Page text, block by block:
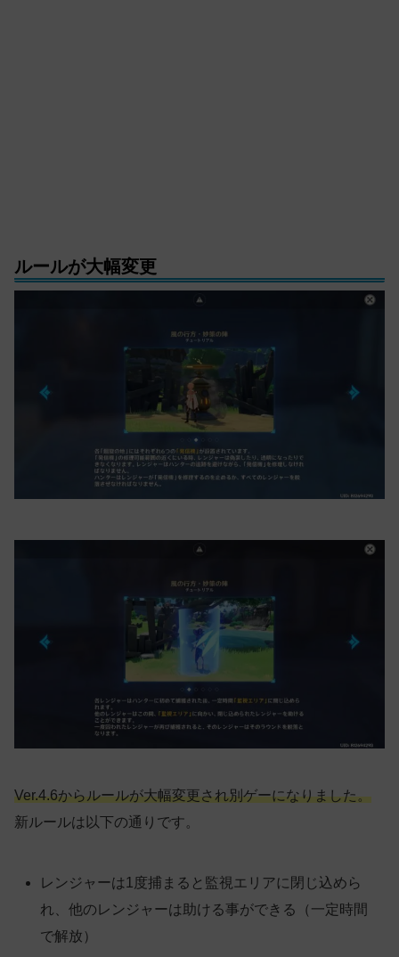
ルールが大幅変更
Ver.4.6からルールが大幅変更され別ゲーになりました。
新ルールは以下の通りです。
レンジャーは1度捕まると監視エリアに閉じ込めら
れ、他のレンジャーは助ける事ができる（一定時間
で解放）